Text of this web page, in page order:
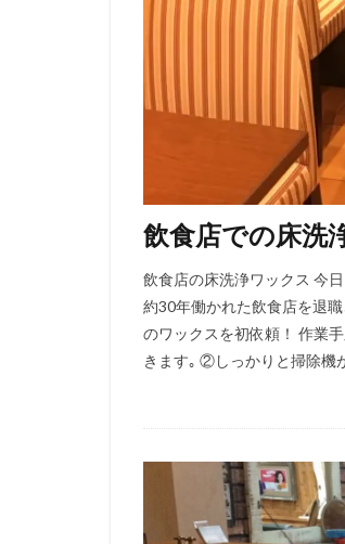
飲食店での床洗
飲食店の床洗浄ワックス 今
約30年働かれた飲食店を退
のワックスを初依頼！ 作業
きます｡ ②しっかりと掃除機